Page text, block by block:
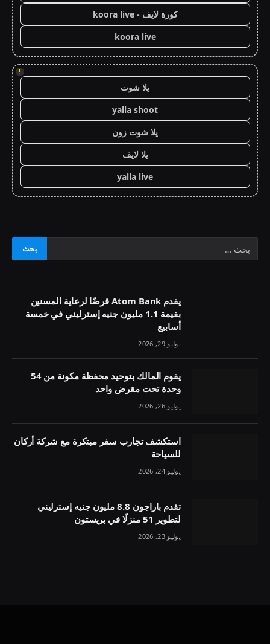
كورة لايف - koora live
koora live
!
يلا شوت
yalla shoot
يلا شوت زون
يلا لايف
yalla live
يقدم Atom Bank قرضًا لرعاية المسنين
بقيمة 1.1 مليون جنيه إسترليني في خمسة
أسابيع
يوليو 29, 2026
يقوم المالك بتوحيد محفظة مكونة من 54
وحدة تحت مقرض واحد
يوليو 26, 2026
استكشف تجارب سفر مبتكرة مع شركة أركان
للسياحة
يوليو 24, 2026
تقدم باراجون 8.8 مليون جنيه إسترليني
لتطوير 51 منزلًا في بريستون
يوليو 23, 2026